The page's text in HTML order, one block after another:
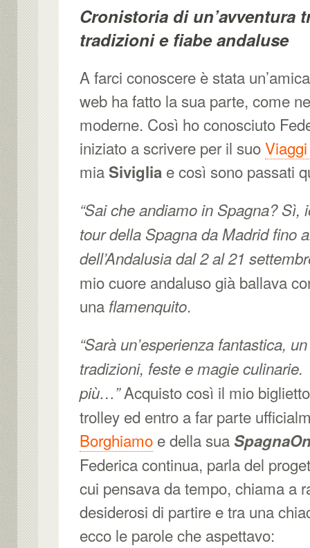
Cronistoria di un’avventura
tradizioni e fiabe andaluse
A farci conoscere è stata
web ha fatto la sua parte, come
moderne. Così ho conosciuto
iniziato a scrivere per il suo
mia Siviglia e così sono passati
“Sai che andiamo in Spagna? Sì,
tour della Spagna da Madrid fino
dell’Andalusia dal 2 al 21
mio cuore andaluso già ballava
una flamenquito.
“Sarà un’esperienza fantastica,
tradizioni, feste e magie
più…”Acquisto così il mio
trolley ed entro a far parte
Borghiamo e della sua
Federica continua, parla del
cui pensava da tempo, chiama a
desiderosi di partire e tra una
ecco le parole che aspettavo: